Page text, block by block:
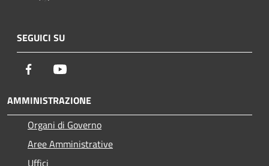
SEGUICI SU
Facebook
AMMINISTRAZIONE
Organi di Governo
Aree Amministrative
Uffici